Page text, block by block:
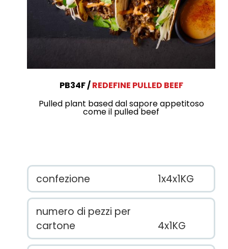
PB34F
REDEFINE PULLED BEEF
Pulled plant based dal sapore appetitoso
come il pulled beef
confezione 1x4x1KG
numero di pezzi per
cartone
4x1KG